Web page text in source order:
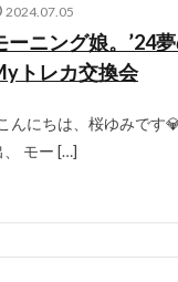
2024.07.05
ーニング娘。’24
トレカ交換会
んにちは、桜ゆみです
、 モー […]